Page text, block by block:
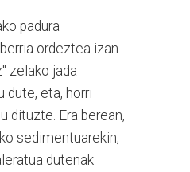
padura
ordeztea izan
zelako jada
dute, eta, horri
dituzte. Era berean,
sedimentuarekin,
dutenak